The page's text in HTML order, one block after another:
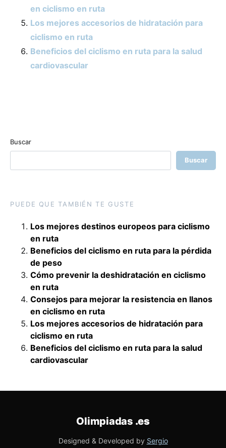
en ciclismo en ruta
Los mejores accesorios de hidratación para
ciclismo en ruta
Beneficios del ciclismo en ruta para la salud
cardiovascular
Buscar
Buscar
PUEDE QUE TAMBIÉN TE GUSTE
Los mejores destinos europeos para ciclismo
en ruta
Beneficios del ciclismo en ruta para la pérdida
de peso
Cómo prevenir la deshidratación en ciclismo
en ruta
Consejos para mejorar la resistencia en llanos
en ciclismo en ruta
Los mejores accesorios de hidratación para
ciclismo en ruta
Beneficios del ciclismo en ruta para la salud
cardiovascular
Olimpiadas .es
Designed & Developed by Sergio